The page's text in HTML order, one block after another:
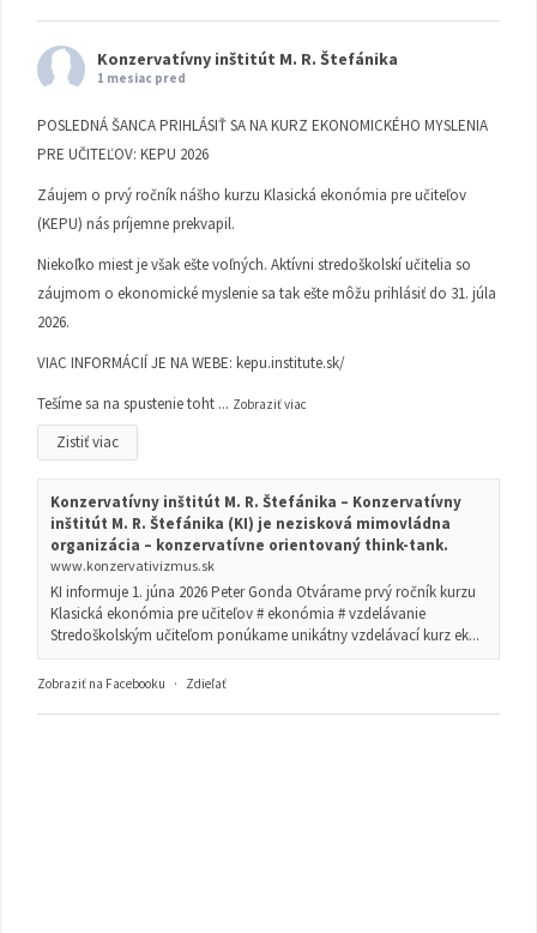
Konzervatívny inštitút M. R. Štefánika
1 mesiac pred
POSLEDNÁ ŠANCA PRIHLÁSIŤ SA NA KURZ EKONOMICKÉHO MYSLENIA
PRE UČITEĽOV: KEPU 2026
Záujem o prvý ročník nášho kurzu Klasická ekonómia pre učiteľov
(KEPU) nás príjemne prekvapil.
Niekoľko miest je však ešte voľných. Aktívni stredoškolskí učitelia so
záujmom o ekonomické myslenie sa tak ešte môžu prihlásiť do 31. júla
2026.
VIAC INFORMÁCIÍ JE NA WEBE: kepu.institute.sk/
Tešíme sa na spustenie toht ... Zobraziť viac
Zistiť viac
Konzervatívny inštitút M. R. Štefánika – Konzervatívny
inštitút M. R. Štefánika (KI) je nezisková mimovládna
organizácia – konzervatívne orientovaný think-tank.
www.konzervativizmus.sk
KI informuje 1. júna 2026 Peter Gonda Otvárame prvý ročník kurzu
Klasická ekonómia pre učiteľov # ekonómia # vzdelávanie
Stredoškolským učiteľom ponúkame unikátny vzdelávací kurz ek...
Zobraziť na Facebooku · Zdieľať